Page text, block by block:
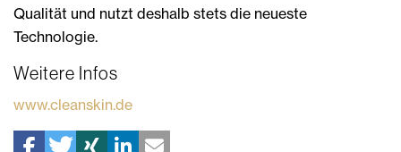
Qualität und nutzt deshalb stets die neueste
Technologie.
Weitere Infos
www.cleanskin.de